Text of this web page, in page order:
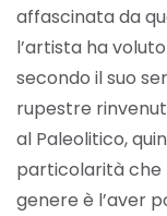
affascinata da
l’artista ha
secondo il suo
rupestre
al Paleolitico,
particolarità che
genere è l’aver